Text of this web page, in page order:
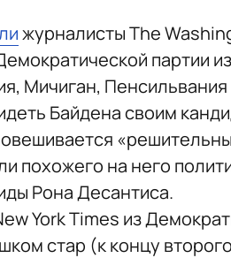
журналисты The
партии
Мичиган,
Байдена своим
похожего на него
Рона Десантиса.
York Times из
стар (к концу